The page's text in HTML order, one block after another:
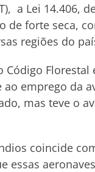
a Lei 14.406,
de forte seca,
regiões do
Código Florestal
ao emprego da
mas teve o
coincide
essas